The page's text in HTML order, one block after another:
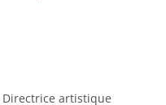
artistique